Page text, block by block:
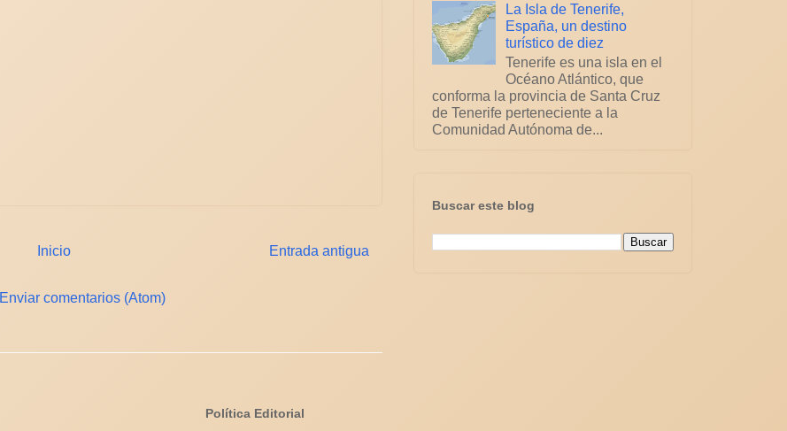
Entrada antigua
Inicio
Enviar comentarios (Atom)
La Isla de Tenerife,
España, un destino
turístico de diez
Tenerife es una isla en el
Océano Atlántico, que
conforma la provincia de Santa Cruz
de Tenerife perteneciente a la
Comunidad Autónoma de...
Buscar este blog
Política Editorial